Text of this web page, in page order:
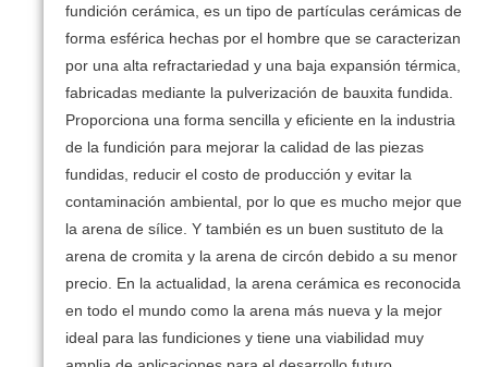
fundición cerámica, es un tipo de partículas cerámicas de
forma esférica hechas por el hombre que se caracterizan
por una alta refractariedad y una baja expansión térmica,
fabricadas mediante la pulverización de bauxita fundida.
Proporciona una forma sencilla y eficiente en la industria
de la fundición para mejorar la calidad de las piezas
fundidas, reducir el costo de producción y evitar la
contaminación ambiental, por lo que es mucho mejor que
la arena de sílice. Y también es un buen sustituto de la
arena de cromita y la arena de circón debido a su menor
precio. En la actualidad, la arena cerámica es reconocida
en todo el mundo como la arena más nueva y la mejor
ideal para las fundiciones y tiene una viabilidad muy